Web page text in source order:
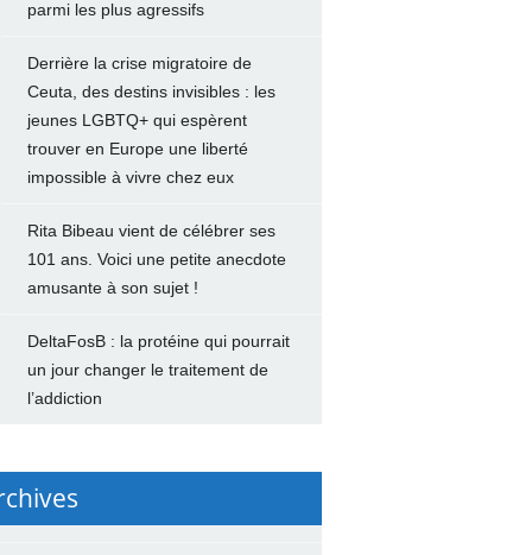
parmi les plus agressifs
Derrière la crise migratoire de
Ceuta, des destins invisibles : les
jeunes LGBTQ+ qui espèrent
trouver en Europe une liberté
impossible à vivre chez eux
Rita Bibeau vient de célébrer ses
101 ans. Voici une petite anecdote
amusante à son sujet !
DeltaFosB : la protéine qui pourrait
un jour changer le traitement de
l’addiction